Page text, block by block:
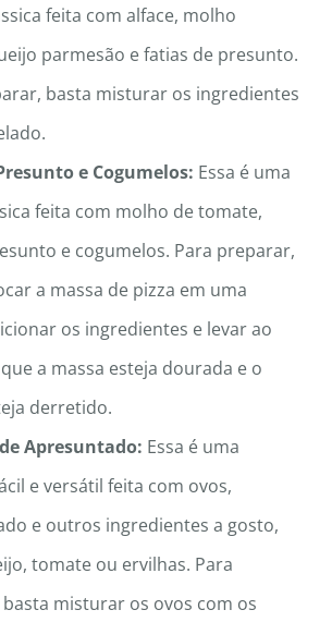
feita com alface, molho
parmesão e fatias de presunto.
basta misturar os ingredientes
e Cogumelos: Essa é uma
feita com molho de tomate,
e cogumelos. Para preparar,
a massa de pizza em uma
os ingredientes e levar ao
a massa esteja dourada e o
derretido.
Apresuntado: Essa é uma
e versátil feita com ovos,
e outros ingredientes a gosto,
tomate ou ervilhas. Para
misturar os ovos com os